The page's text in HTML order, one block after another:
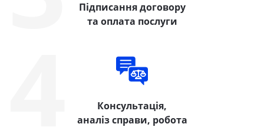
Підписання договору
та оплата послуги
Консультація,
аналіз справи, робота